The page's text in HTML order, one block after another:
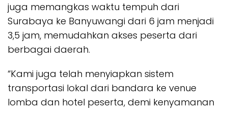
juga memangkas waktu tempuh dari
Surabaya ke Banyuwangi dari 6 jam menjadi
3,5 jam, memudahkan akses peserta dari
berbagai daerah.
“Kami juga telah menyiapkan sistem
transportasi lokal dari bandara ke venue
lomba dan hotel peserta, demi kenyamanan